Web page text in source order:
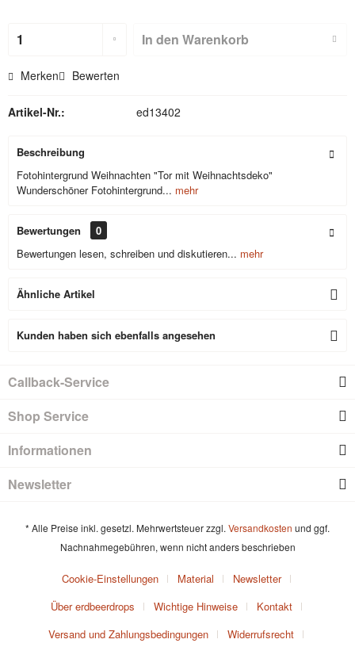
In den Warenkorb
Merken Bewerten
Artikel-Nr.: ed13402
Beschreibung
Fotohintergrund Weihnachten "Tor mit Weihnachtsdeko"
Wunderschöner Fotohintergrund... mehr
Bewertungen
0
Bewertungen lesen, schreiben und diskutieren... mehr
Ähnliche Artikel
Kunden haben sich ebenfalls angesehen
Callback-Service
Shop Service
Informationen
Newsletter
* Alle Preise inkl. gesetzl. Mehrwertsteuer zzgl. Versandkosten und ggf.
Nachnahmegebühren, wenn nicht anders beschrieben
Cookie-Einstellungen Material
Newsletter
Über erdbeerdrops
Wichtige Hinweise
Kontakt
Versand und Zahlungsbedingungen
Widerrufsrecht